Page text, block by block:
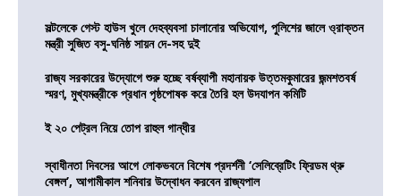
সল্টলেকে গেস্ট হাউস খুলে দেহব্যবসা চালানোর অভিযোগ, পুলিশের জালে ও্রাক্তন
মন্ত্রী সুজিত বসু-ঘনিষ্ঠ সায়ন দে-সহ দুই
রাজ্য সরকারের উদ্যোগে শুরু হচ্ছে বর্ষব্যাপী মহানায়ক উত্তমকুমারের জন্মশতবর্ষ
স্মরণ, মুখ্যমন্ত্রীকে প্রধান পৃষ্ঠপোষক করে তৈরি হল উদযাপন কমিটি
ই ২০ পেট্রল নিয়ে তোপ রাহুল গান্ধীর
স্বাধীনতা দিবসের আগে লোকভবনে বিশেষ প্রদর্শনী ‘সেলিব্রেটিং ফ্রিডম থ্রু
বেঙ্গল’, আগামীকাল শনিবার উদ্বোধন করবেন রাজ্যপাল